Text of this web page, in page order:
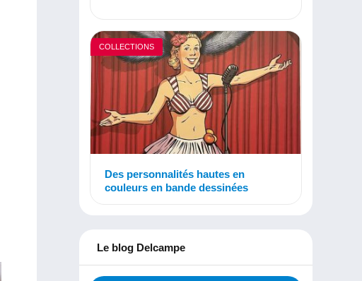
COLLECTIONS
Des personnalités hautes en
couleurs en bande dessinées
Le blog Delcampe